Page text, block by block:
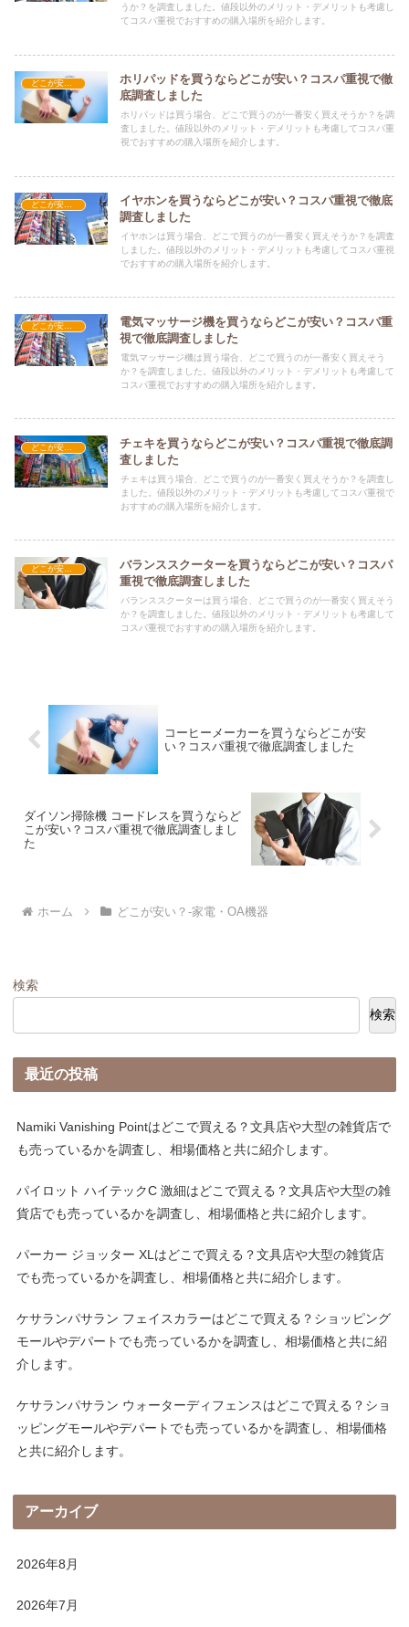
うか？を調査しました。値段以外のメリット・デメリットも考慮し
てコスパ重視でおすすめの購入場所を紹介します。
どこが安い？-家電・OA機器
ホリパッドを買うならどこが安い？コスパ重視で徹
底調査しました
ホリパッドは買う場合、どこで買うのが一番安く買えそうか？を調
査しました。値段以外のメリット・デメリットも考慮してコスパ重
視でおすすめの購入場所を紹介します。
どこが安い？-家電・OA機器
イヤホンを買うならどこが安い？コスパ重視で徹底
調査しました
イヤホンは買う場合、どこで買うのが一番安く買えそうか？を調査
しました。値段以外のメリット・デメリットも考慮してコスパ重視
でおすすめの購入場所を紹介します。
どこが安い？-家電・OA機器
電気マッサージ機を買うならどこが安い？コスパ重
視で徹底調査しました
電気マッサージ機は買う場合、どこで買うのが一番安く買えそう
か？を調査しました。値段以外のメリット・デメリットも考慮して
コスパ重視でおすすめの購入場所を紹介します。
どこが安い？-家電・OA機器
チェキを買うならどこが安い？コスパ重視で徹底調
査しました
チェキは買う場合、どこで買うのが一番安く買えそうか？を調査し
ました。値段以外のメリット・デメリットも考慮してコスパ重視で
おすすめの購入場所を紹介します。
どこが安い？-家電・OA機器
バランススクーターを買うならどこが安い？コスパ
重視で徹底調査しました
バランススクーターは買う場合、どこで買うのが一番安く買えそう
か？を調査しました。値段以外のメリット・デメリットも考慮して
コスパ重視でおすすめの購入場所を紹介します。
コーヒーメーカーを買うならどこが安
い？コスパ重視で徹底調査しました
ダイソン掃除機 コードレスを買うならど
こが安い？コスパ重視で徹底調査しまし
た
ホーム どこが安い？-家電・OA機器
検索
検索
最近の投稿
Namiki Vanishing Pointはどこで買える？文具店や大型の雑貨店で
も売っているかを調査し、相場価格と共に紹介します。
パイロット ハイテックC 激細はどこで買える？文具店や大型の雑
貨店でも売っているかを調査し、相場価格と共に紹介します。
パーカー ジョッター XLはどこで買える？文具店や大型の雑貨店
でも売っているかを調査し、相場価格と共に紹介します。
ケサランパサラン フェイスカラーはどこで買える？ショッピング
モールやデパートでも売っているかを調査し、相場価格と共に紹
介します。
ケサランパサラン ウォーターディフェンスはどこで買える？ショ
ッピングモールやデパートでも売っているかを調査し、相場価格
と共に紹介します。
アーカイブ
2026年8月
2026年7月